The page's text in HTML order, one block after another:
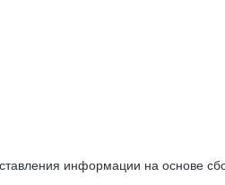
информации на основе